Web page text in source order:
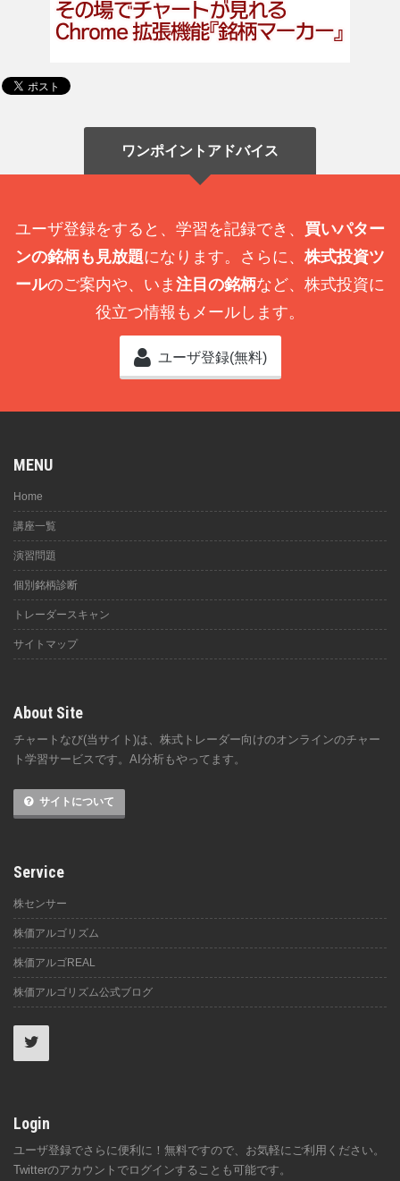
ワンポイントアドバイス
ユーザ登録をすると、学習を記録でき、 買いパター
ンの銘柄も見放題になります。さらに、 株式投資ツ
ールのご案内や、いま 注目の銘柄など、株式投資に
役立つ情報もメールします。
ユーザ登録(無料)
MENU
Home
講座一覧
演習問題
個別銘柄診断
トレーダースキャン
サイトマップ
About Site
チャートなび(当サイト)は、株式トレーダー向けのオンラインのチャー
ト学習サービスです。AI分析もやってます。
サイトについて
Service
株センサー
株価アルゴリズム
株価アルゴREAL
株価アルゴリズム公式ブログ
Login
ユーザ登録でさらに便利に！無料ですので、お気軽にご利用ください。
Twitterのアカウントでログインすることも可能です。